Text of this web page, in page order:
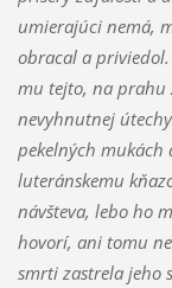
umierajúci nemá,
obracal a
mu tejto, na prahu
nevyhnutnej
pekelných
luteránskemu
návšteva, lebo ho
hovorí, ani tomu
smrti zastrela jeho